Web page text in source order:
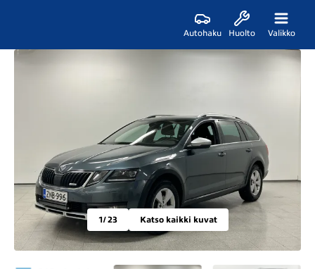
Autohaku Huolto Valikko
1/ 23 Katso kaikki kuvat